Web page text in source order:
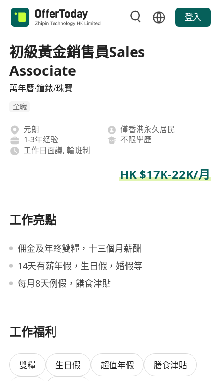
登入
初級黃金銷售員Sales
Associate
萬年曆·鐘錶/珠寶
全職
元朗
僅香港永久居民
1-3年经验
不限學歷
工作日面議, 輪班制
HK $17K-22K/月
工作亮點
佣金及年終雙糧，十三個月薪酬
14天有薪年假，生日假，婚假等
每月8天例假，饍食津貼
工作福利
雙糧 生日假 超值年假
膳食津貼